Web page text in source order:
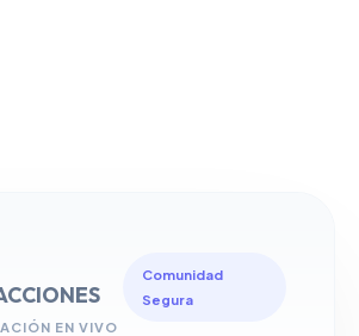
EN VIVO
Comunidad
Segura